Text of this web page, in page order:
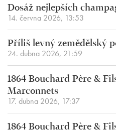
Dosáž nejlepších
14. června 2026, 13:53
Příliš levný zemědělský
24. dubna 2026, 21:59
1864 Bouchard Père &
Marconnets
17. dubna 2026, 17:37
1864 Bouchard Père &